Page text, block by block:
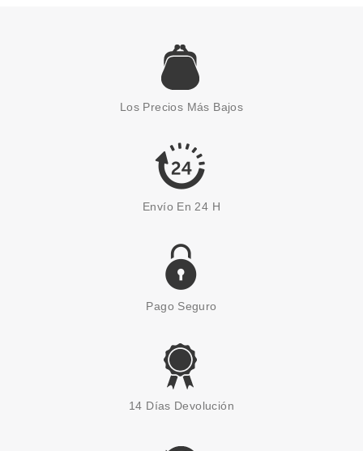
Los Precios Más Bajos
Envío En 24 H
Pago Seguro
14 Días Devolución